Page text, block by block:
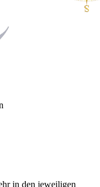
in den jeweiligen